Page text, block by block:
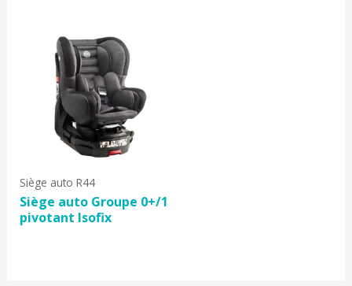
Siège auto R44
Siège auto Groupe 0+/1
pivotant Isofix